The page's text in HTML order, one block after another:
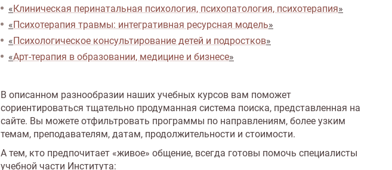
«Клиническая перинатальная психология, психопатология, психотерапия»
«Психотерапия травмы: интегративная ресурсная модель»
«Психологическое консультирование детей и подростков»
«Арт-терапия в образовании, медицине и бизнесе»
В описанном разнообразии наших учебных курсов вам поможет
сориентироваться тщательно продуманная система поиска, представленная на
сайте. Вы можете отфильтровать программы по направлениям, более узким
темам, преподавателям, датам, продолжительности и стоимости.
А тем, кто предпочитает «живое» общение, всегда готовы помочь специалисты
учебной части Института: